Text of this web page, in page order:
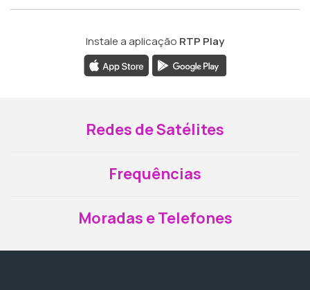
Instale a aplicação RTP Play
Redes de Satélites
Frequências
Moradas e Telefones